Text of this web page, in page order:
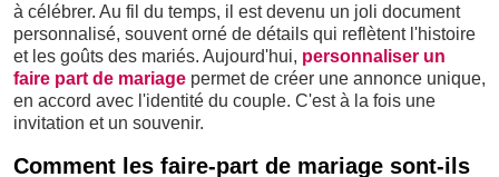
à célébrer. Au fil du temps, il est devenu un joli document
personnalisé, souvent orné de détails qui reflètent l'histoire
et les goûts des mariés. Aujourd'hui, personnaliser un
faire part de mariage permet de créer une annonce unique,
en accord avec l'identité du couple. C'est à la fois une
invitation et un souvenir.
Comment les faire-part de mariage sont-ils